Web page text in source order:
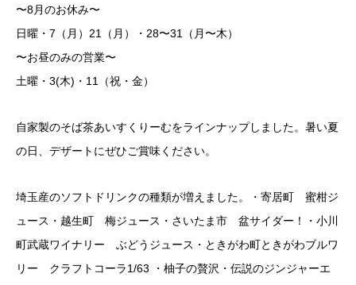
〜8月のお休み〜
日曜・7（月）21（月）・28〜31（月〜木）
〜お昼のみの営業〜
土曜・3(木)・11（祝・金）
自家製のそば茶あいすくりーむをラインナップしました。暑い夏
の日、デザートにぜひご賞味ください。
埼玉産のソフトドリンクの種類が増えました。・寄居町 蜜柑ジ
ュース・越生町 梅ジュース・さいたま市 盆サイダー！・小川
町武蔵ワイナリー ぶどうジュース・ときがわ町ときがわブルワ
リー クラフトコーラ1/63 ・柚子の贅沢・伝説のジンジャーエ